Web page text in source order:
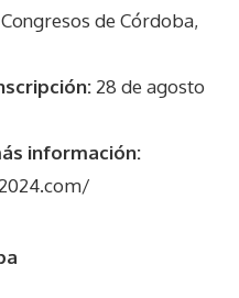
de Córdoba,
28 de agosto
información: